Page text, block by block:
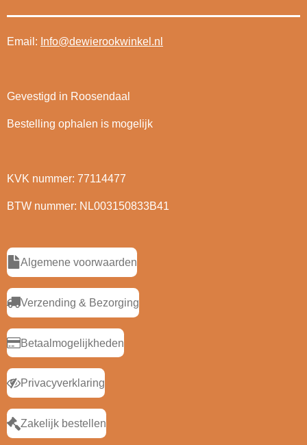
Email: Info@dewierookwinkel.nl
Gevestigd in Roosendaal
Bestelling ophalen is mogelijk
KVK nummer: 77114477
BTW nummer: NL003150833B41
Algemene voorwaarden
Verzending & Bezorging
Betaalmogelijkheden
Privacyverklaring
Zakelijk bestellen